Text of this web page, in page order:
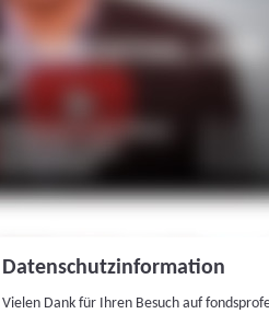
Datenschutzinformation
Vielen Dank für Ihren Besuch auf